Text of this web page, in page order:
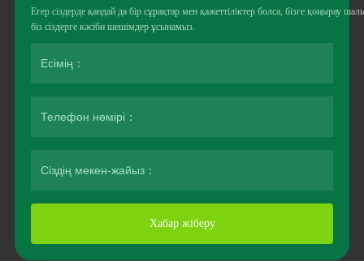
Егер сіздерде қандай да бір сұрақтар мен қажеттіліктер болса, бізге қоңырау
біз сіздерге кәсіби шешімдер ұсынамыз.
Хабар жіберу